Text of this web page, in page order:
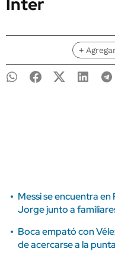
+
Messi se encuentra
Jorge junto a
Boca empató con
de acercarse a la punta